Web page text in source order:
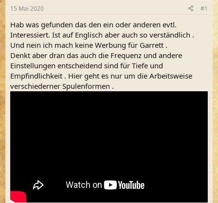
l
e
r
t
a
m
15 Mai 2020 #1
Hab was gefunden das den ein oder anderen evtl.
Interessiert. Ist auf Englisch aber auch so verständlich .
Und nein ich mach keine Werbung für Garrett .
Denkt aber dran das auch die Frequenz und andere
Einstellungen entscheidend sind für Tiefe und
Empfindlichkeit . Hier geht es nur um die Arbeitsweise
verschiederner Spulenformen .